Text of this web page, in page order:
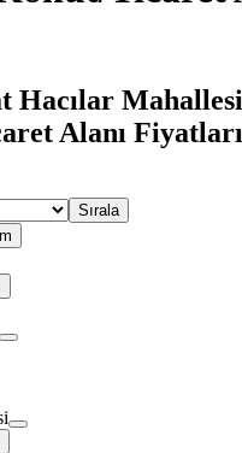
Hacılar Mahallesi
Alanı Fiyatları
Sırala